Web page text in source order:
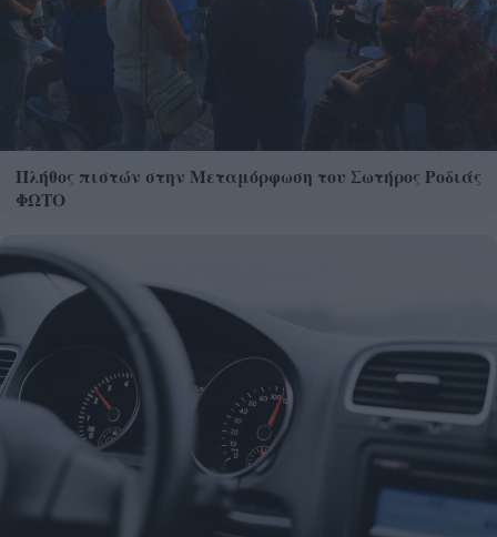
Πλήθος πιστών στην Μεταμόρφωση του Σωτήρος Ροδιάς
ΦΩΤΟ